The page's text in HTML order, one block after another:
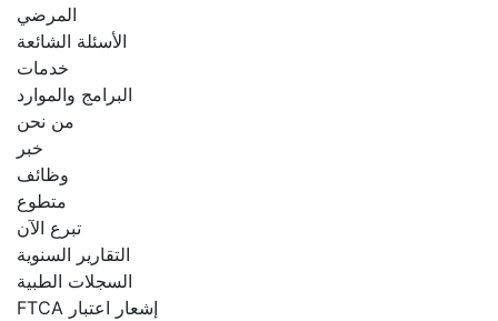
المرضي
الأسئلة الشائعة
خدمات
البرامج والموارد
من نحن
خبر
وظائف
متطوع
تبرع الآن
التقارير السنوية
السجلات الطبية
إشعار اعتبار FTCA